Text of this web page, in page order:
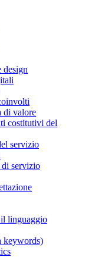
design
di valore
costitutivi del
servizio
di servizio
il linguaggio
keywords)